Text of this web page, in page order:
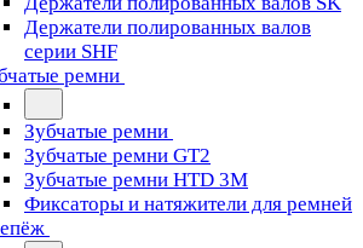
Держатели полированных валов
серии SHF
ремни
Зубчатые ремни
Зубчатые ремни GT2
Зубчатые ремни HTD 3M
Фиксаторы и натяжители для ремней